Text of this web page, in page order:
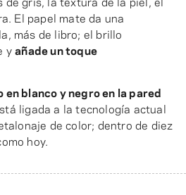
El papel mate da una
más de libro; el brillo
yañade un toque
en blanco y negro en la pared
ligada a la tecnología actual
de color; dentro de diez
hoy.